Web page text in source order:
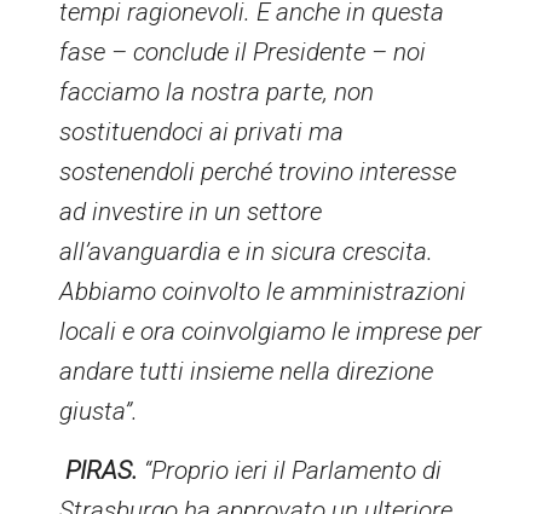
tempi ragionevoli. E anche in questa
fase – conclude il Presidente – noi
facciamo la nostra parte, non
sostituendoci ai privati ma
sostenendoli perché trovino interesse
ad investire in un settore
all’avanguardia e in sicura crescita.
Abbiamo coinvolto le amministrazioni
locali e ora coinvolgiamo le imprese per
andare tutti insieme nella direzione
giusta”.
PIRAS. “Proprio ieri il Parlamento di